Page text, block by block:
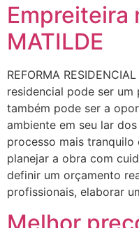
Empreiteira
MATILDE
REFORMA
residencial pode ser
também pode ser a
ambiente em seu lar
processo mais
planejar a obra com
definir um orçamento
profissionais, elaborar